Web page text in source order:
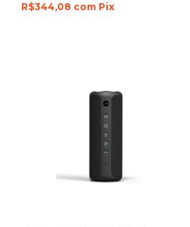
R$344,08 com Pix